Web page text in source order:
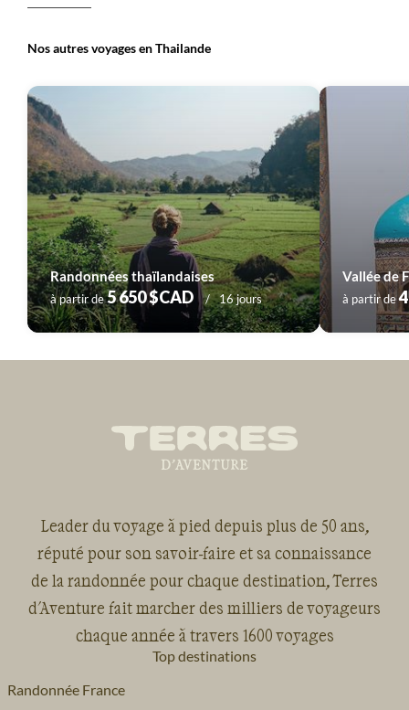
Nos autres voyages en Thailande
Randonnées thaïlandaises
à partir de5 650 $CAD 16 jours à partir de
Leader du voyage à pied depuis plus de 50 ans,
réputé pour son savoir-faire et sa connaissance
de la randonnée pour chaque destination, Terres
d'Aventure fait marcher des milliers de voyageurs
chaque année à travers 1600 voyages
Top destinations
Randonnée France